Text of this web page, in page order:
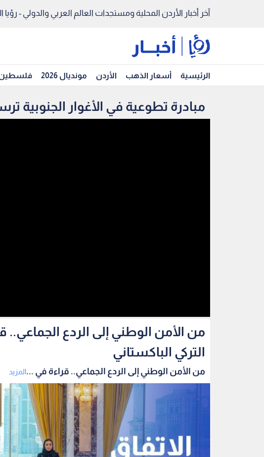
آخر أخبار الأردن المحلية ومستجدات العالم العربي والدولي - رؤيا
الرئيسية أسعار الذهب الأردن مونديال 2026
مبادرة تطوعية في الأغوار الجنوبية
من الأمن الوطني إلى الردع
التركي الباكستاني
من الأمن الوطني إلى الردع الجماعي.. قراءة في ...المزيد